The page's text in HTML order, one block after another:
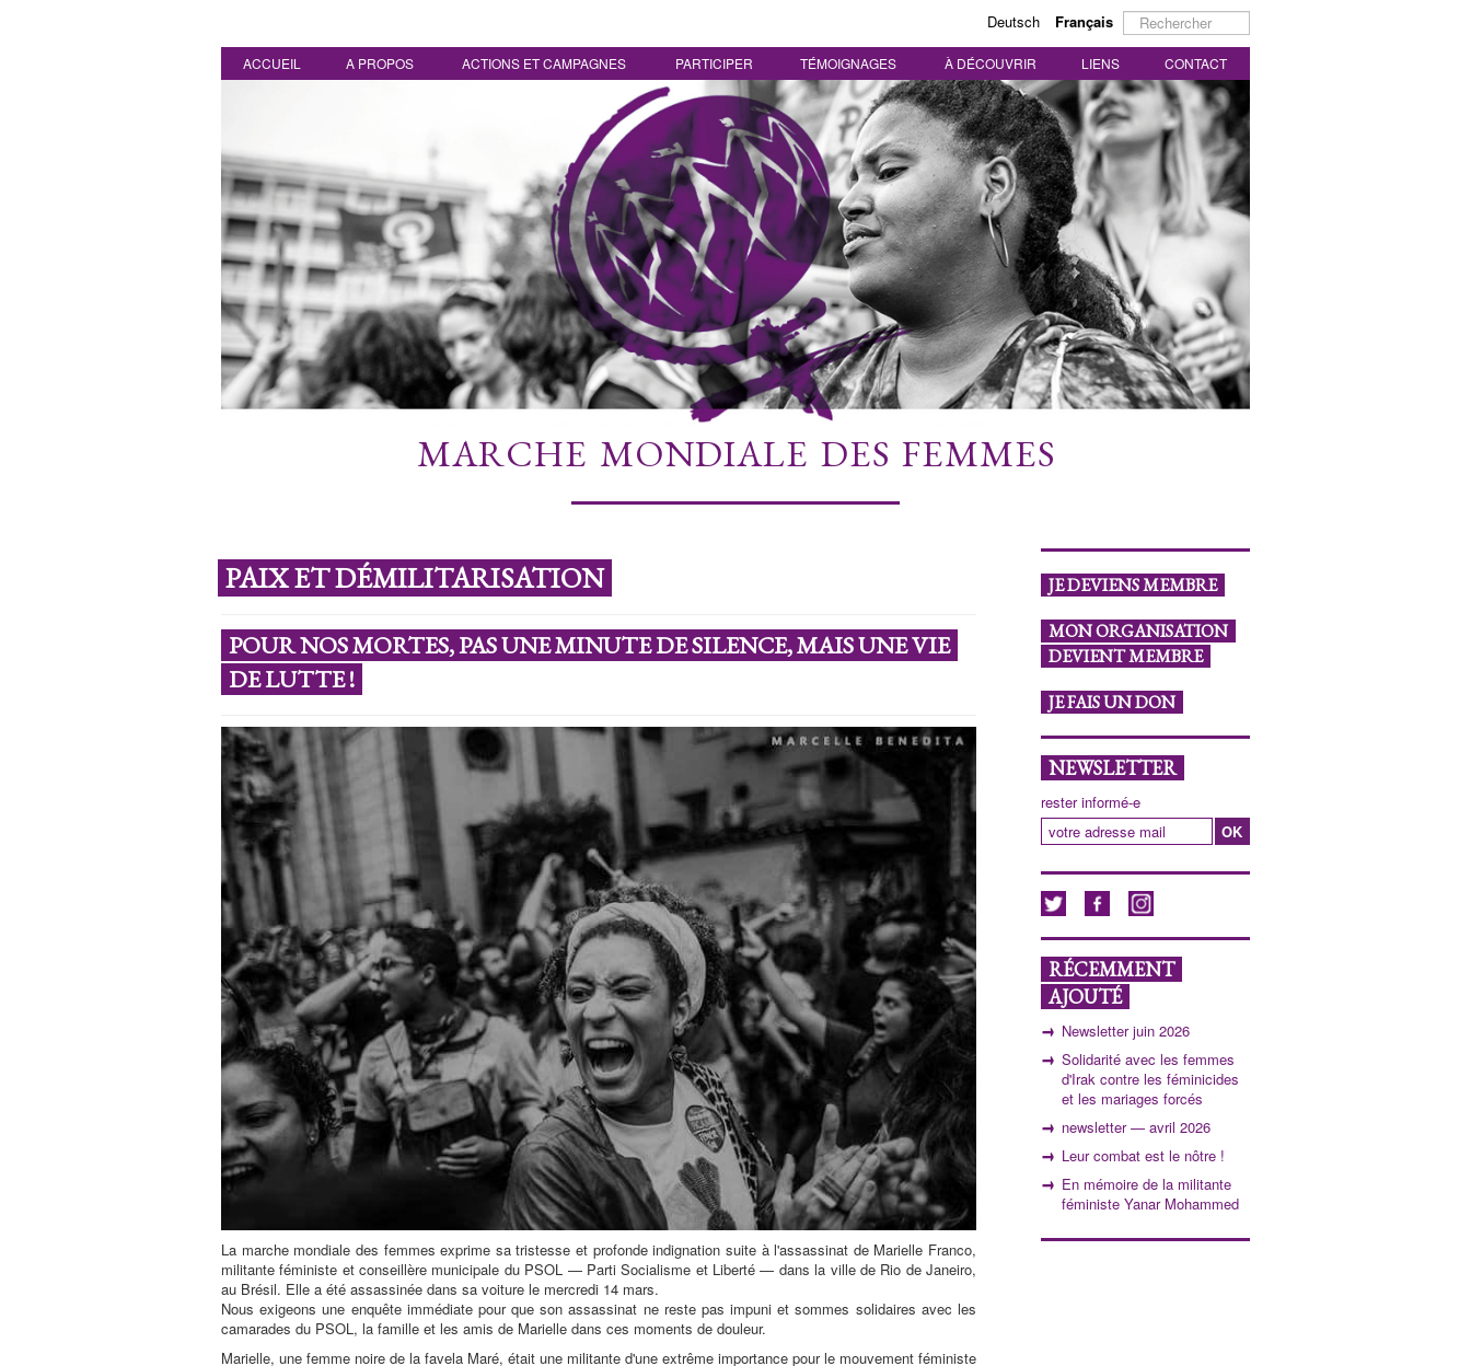
Deutsch Français Rechercher
ACCUEIL A PROPOS ACTIONS ET CAMPAGNES PARTICIPER TÉMOIGNAGES À DÉCOUVRIR LIENS CONTACT
MARCHE MONDIALE DES FEMMES
PAIX ET DÉMILITARISATION
POUR NOS MORTES, PAS UNE MINUTE DE SILENCE, MAIS UNE VIE
DE LUTTE !
La marche mondiale des femmes exprime sa tristesse et profonde indignation suite à l'assassinat de Marielle Franco,
militante féministe et conseillère municipale du PSOL — Parti Socialisme et Liberté — dans la ville de Rio de Janeiro,
au Brésil. Elle a été assassinée dans sa voiture le mercredi 14 mars.
Nous exigeons une enquête immédiate pour que son assassinat ne reste pas impuni et sommes solidaires avec les
camarades du PSOL, la famille et les amis de Marielle dans ces moments de douleur.
Marielle, une femme noire de la favela Maré, était une militante d'une extrême importance pour le mouvement féministe
JE DEVIENS MEMBRE
MON ORGANISATION
DEVIENT MEMBRE
JE FAIS UN DON
NEWSLETTER
rester informé-e
RÉCEMMENT
AJOUTÉ
Newsletter juin 2026
Solidarité avec les femmes
d'Irak contre les féminicides
et les mariages forcés
newsletter — avril 2026
Leur combat est le nôtre !
En mémoire de la militante
féministe Yanar Mohammed